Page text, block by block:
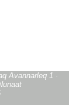
Avannarleq 1 ·